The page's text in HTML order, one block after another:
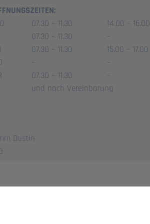
07.30 – 11.30
14.00 – 16.00
07.30 – 11.30
–
07.30 – 11.30
15.00 – 17.00
–
–
07.30 – 11.30
–
und nach Vereinbarung
Dustin